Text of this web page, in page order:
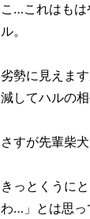
こ…これはも
ル。
劣勢に見えま
減してハルの
さすが先輩柴犬
きっとくうに
わ…」とは思っ